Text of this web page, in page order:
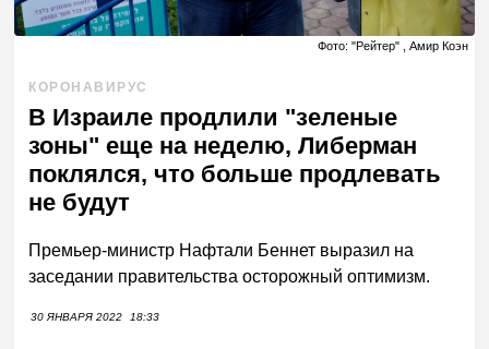
Фото: "Рейтер" , Амир Коэн
КОРОНАВИРУС
В Израиле продлили "зеленые
зоны" еще на неделю, Либерман
поклялся, что больше продлевать
не будут
Премьер-министр Нафтали Беннет выразил на
заседании правительства осторожный оптимизм.
30 ЯНВАРЯ 2022 18:33